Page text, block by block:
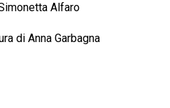
Alfaro
di Anna Garbagna